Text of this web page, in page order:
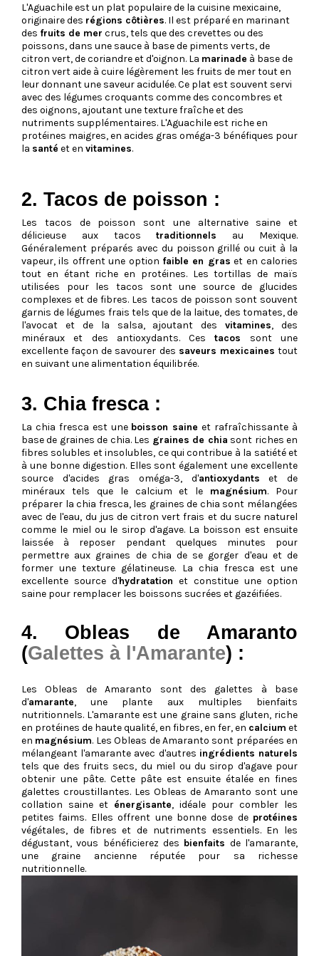
L'Aguachile est un plat populaire de la cuisine mexicaine,
originaire des régions côtières. Il est préparé en marinant
des fruits de mer crus, tels que des crevettes ou des
poissons, dans une sauce à base de piments verts, de
citron vert, de coriandre et d'oignon. La marinade à base de
citron vert aide à cuire légèrement les fruits de mer tout en
leur donnant une saveur acidulée. Ce plat est souvent servi
avec des légumes croquants comme des concombres et
des oignons, ajoutant une texture fraîche et des
nutriments supplémentaires. L'Aguachile est riche en
protéines maigres, en acides gras oméga-3 bénéfiques pour
la santé et en vitamines.
2. Tacos de poisson :
Les tacos de poisson sont une alternative saine et
délicieuse aux tacostraditionnels au Mexique.
Généralement préparés avec du poisson grillé ou cuit à la
vapeur, ils offrent une option faible en gras et en calories
tout en étant riche en protéines. Les tortillas de maïs
utilisées pour les tacos sont une source de glucides
complexes et de fibres. Les tacos de poisson sont souvent
garnis de légumes frais tels que de la laitue, des tomates, de
l'avocat et de la salsa, ajoutant desvitamines, des
minéraux et des antioxydants. Cestacos sont une
excellente façon de savourer des saveurs mexicaines tout
en suivant une alimentation équilibrée.
3. Chia fresca :
La chia fresca est une boisson saine et rafraîchissante à
base de graines de chia. Les graines de chia sont riches en
fibres solubles et insolubles, ce qui contribue à la satiété et
à une bonne digestion. Elles sont également une excellente
source d'acides gras oméga-3, d'antioxydants et de
minéraux tels que le calcium et le magnésium. Pour
préparer la chia fresca, les graines de chia sont mélangées
avec de l'eau, du jus de citron vert frais et du sucre naturel
comme le miel ou le sirop d'agave. La boisson est ensuite
laissée à reposer pendant quelques minutes pour
permettre aux graines de chia de se gorger d'eau et de
former une texture gélatineuse. La chia fresca est une
excellente source d'hydratation et constitue une option
saine pour remplacer les boissons sucrées et gazéifiées.
4. Obleas de Amaranto
(Galettes à l'Amarante) :
Les Obleas de Amaranto sont des galettes à base
d'amarante, une plante aux multiples bienfaits
nutritionnels. L'amarante est une graine sans gluten, riche
en protéines de haute qualité, en fibres, en fer, en calcium et
en magnésium. Les Obleas de Amaranto sont préparées en
mélangeant l'amarante avec d'autres ingrédients naturels
tels que des fruits secs, du miel ou du sirop d'agave pour
obtenir une pâte. Cette pâte est ensuite étalée en fines
galettes croustillantes. Les Obleas de Amaranto sont une
collation saine et énergisante, idéale pour combler les
petites faims. Elles offrent une bonne dose de protéines
végétales, de fibres et de nutriments essentiels. En les
dégustant, vous bénéficierez des bienfaits de l'amarante,
une graine ancienne réputée pour sa richesse
nutritionnelle.